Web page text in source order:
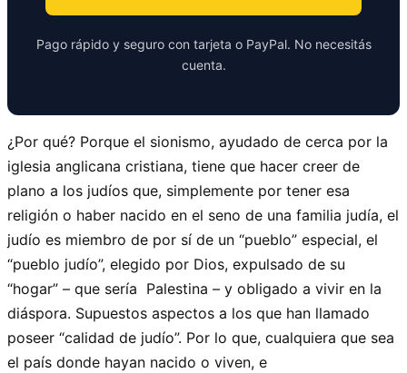
Pago rápido y seguro con tarjeta o PayPal. No necesitás
cuenta.
¿Por qué? Porque el sionismo, ayudado de cerca por la
iglesia anglicana cristiana, tiene que hacer creer de
plano a los judíos que, simplemente por tener esa
religión o haber nacido en el seno de una familia judía, el
judío es miembro de por sí de un “pueblo” especial, el
“pueblo judío”, elegido por Dios, expulsado de su
“hogar” – que sería Palestina – y obligado a vivir en la
diáspora. Supuestos aspectos a los que han llamado
poseer “calidad de judío”. Por lo que, cualquiera que sea
el país donde hayan nacido o viven, e